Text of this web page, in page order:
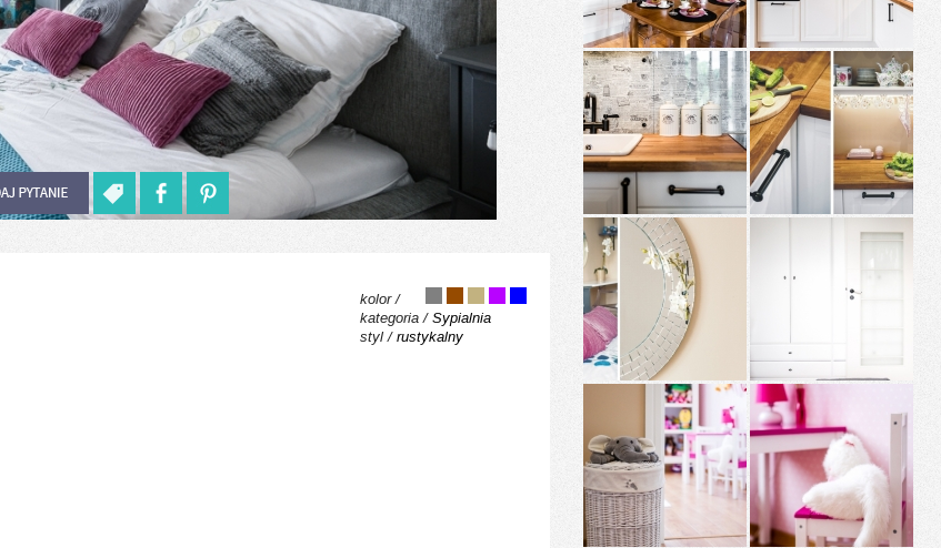
kolor /
kategoria / Sypialnia
styl / rustykalny